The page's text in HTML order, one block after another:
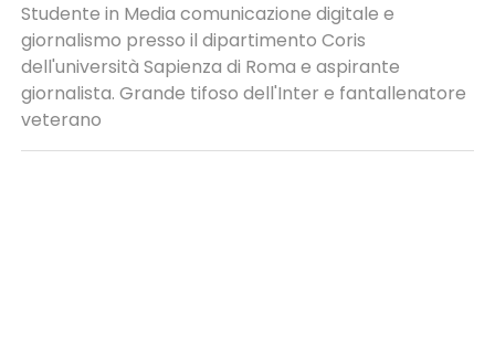
Studente in Media comunicazione digitale e
giornalismo presso il dipartimento Coris
dell'università Sapienza di Roma e aspirante
giornalista. Grande tifoso dell'Inter e fantallenatore
veterano